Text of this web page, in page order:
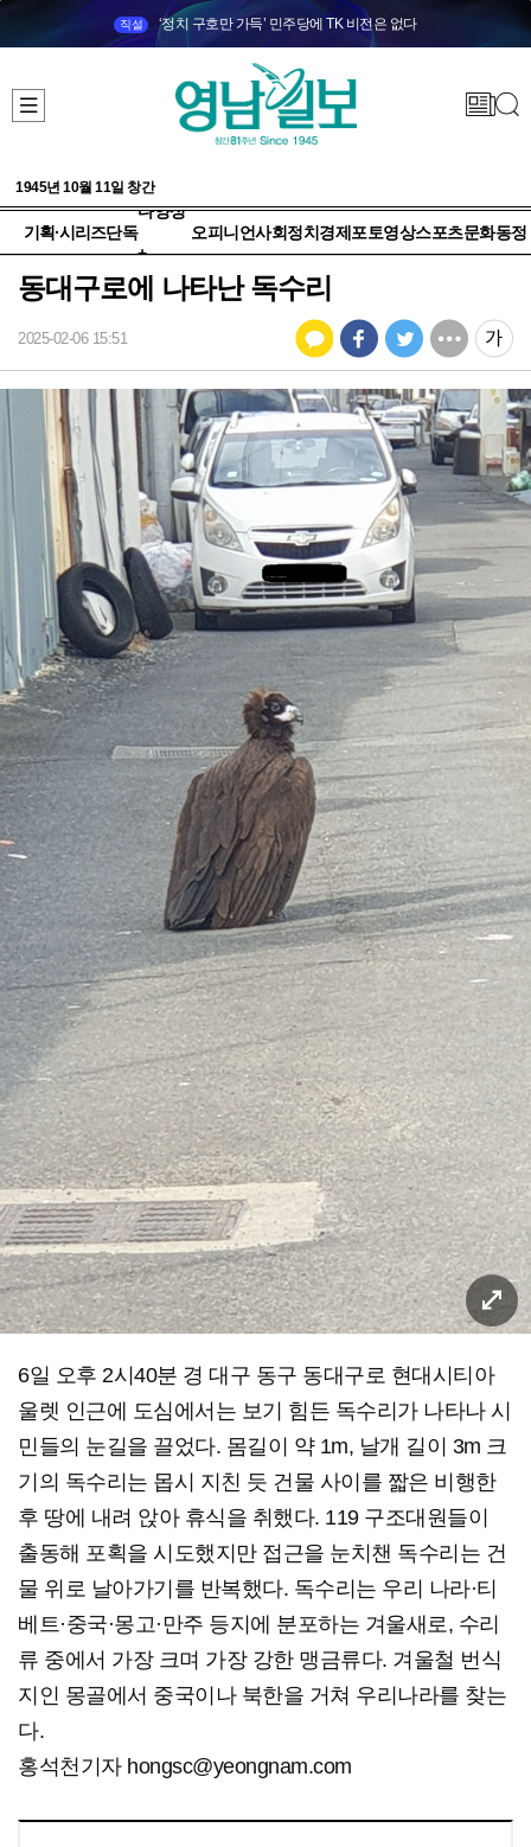
직설 ‘정치 구호만 가득’ 민주당에 TK 비전은 없다
1945년 10월 11일 창간
기획·시리즈단독
다양성
+
오피니언사회정치 경제 포토영상스포츠문화동정
동대구로에 나타난 독수리
2025-02-06 15:51
6일 오후 2시40분 경 대구 동구 동대구로 현대시티아
울렛 인근에 도심에서는 보기 힘든 독수리가 나타나 시
민들의 눈길을 끌었다. 몸길이 약 1m, 날개 길이 3m 크
기의 독수리는 몹시 지친 듯 건물 사이를 짧은 비행한
후 땅에 내려 앉아 휴식을 취했다. 119 구조대원들이
출동해 포획을 시도했지만 접근을 눈치챈 독수리는 건
물 위로 날아가기를 반복했다. 독수리는 우리 나라·티
베트·중국·몽고·만주 등지에 분포하는 겨울새로, 수리
류 중에서 가장 크며 가장 강한 맹금류다. 겨울철 번식
지인 몽골에서 중국이나 북한을 거쳐 우리나라를 찾는
다.
홍석천기자 hongsc@yeongnam.com